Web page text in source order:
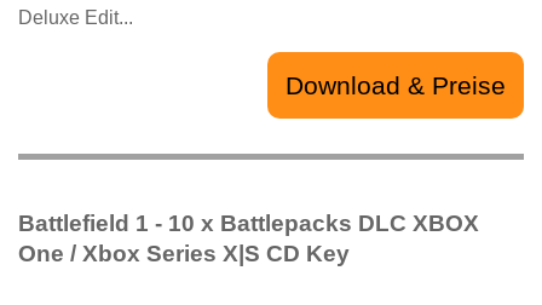
Deluxe Edit...
Download & Preise
Battlefield 1 - 10 x Battlepacks DLC XBOX
One / Xbox Series X|S CD Key